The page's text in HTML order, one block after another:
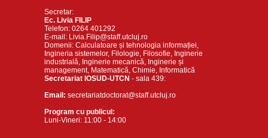
Secretar:
Ec. Livia FILIP
Telefon: 0264 401292
E-mail: Livia.Filip@staff.utcluj.ro
Domenii: Calculatoare și tehnologia informației,
Ingineria sistemelor, Filologie, Filosofie, Inginerie
industrială, Inginerie mecanică, Inginerie și
management, Matematică, Chimie, Informatică
Secretariat IOSUD-UTCN - sala 439:
Email: secretariatdoctorat@staff.utcluj.ro
Program cu publicul:
Luni-Vineri: 11:00 - 14:00